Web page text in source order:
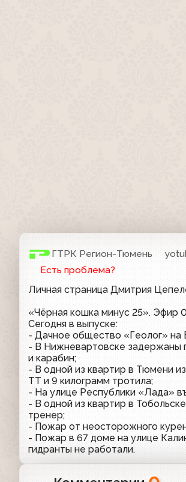
ГТРК Регион-Тюмень
Есть проблема?
Личная страница Дмитрия
«Чёрная кошка минус 25». Эфир
Сегодня в выпуске:
- Дачное общество «Геолог» на
- В Нижневартовске задержаны
и карабин;
- В одной из квартир в Тюмени
ТТ и 9 килограмм тротила;
- На улице Республики «Лада»
- В одной из квартир в
тренер;
- Пожар от неосторожного
- Пожар в 67 доме на улице
гидранты не работали.